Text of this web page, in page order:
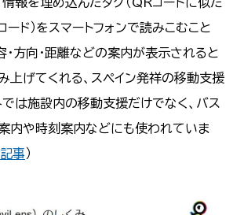
ード）をスマートフォンで読みこむこと
・方向・距離などの案内が表示されると
上げてくれる、スペイン発祥の移動支援
では施設内の移動支援だけでなく、バス
内や時刻案内などにも使われていま
事）